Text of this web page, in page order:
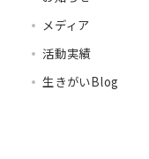
メディア
活動実績
生きがいBlog